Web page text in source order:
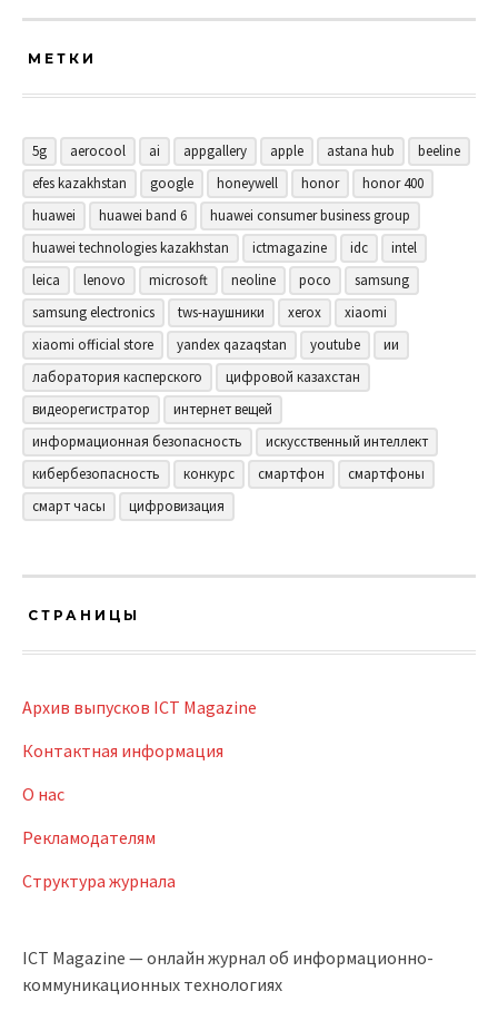
МЕТКИ
5g aerocool ai appgallery apple astana hub
beeline
efes kazakhstan
google honeywell honor
honor 400
huawei
huawei band 6
huawei consumer business group
huawei technologies kazakhstan
ictmagazine idc
intel
leica
lenovo microsoft neoline poco
samsung
samsung electronics
tws-наушники xerox
xiaomi
xiaomi official store
yandex qazaqstan youtube
ии
лаборатория касперского
цифровой казахстан
видеорегистратор
интернет вещей
информационная безопасность
искусственный интеллект
кибербезопасность
конкурс смартфон
смартфоны
смарт часы
цифровизация
СТРАНИЦЫ
Архив выпусков ICT Magazine
Контактная информация
О нас
Рекламодателям
Структура журнала
ICT Magazine — онлайн журнал об информационно-
коммуникационных технологиях